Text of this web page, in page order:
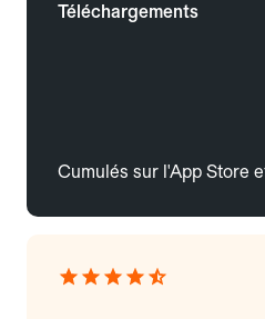
Téléchargements
Cumulés sur l'App Store